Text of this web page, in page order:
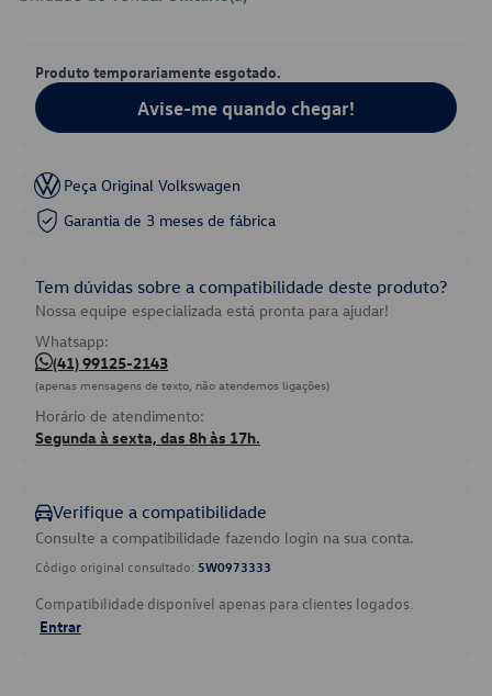
Produto temporariamente esgotado.
Avise-me quando chegar!
Peça Original Volkswagen
Garantia de 3 meses de fábrica
Tem dúvidas sobre a compatibilidade deste produto?
Nossa equipe especializada está pronta para ajudar!
Whatsapp:
(41) 99125-2143
(apenas mensagens de texto, não atendemos ligações)
Horário de atendimento:
Segunda à sexta, das 8h às 17h.
Verifique a compatibilidade
Consulte a compatibilidade fazendo login na sua conta.
Código original consultado: 5W0973333
Compatibilidade disponível apenas para clientes logados.
Entrar